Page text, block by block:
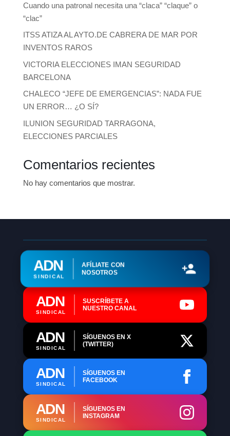
Cuando una patronal necesita una “claca” “claque” o
“clac”
ITSS ATIZA AL AYTO.DE CABRERA DE MAR POR
INVENTOS RAROS
VICTORIA ELECCIONES IMAN SEGURIDAD
BARCELONA
CHALECO “JEFE DE EMERGENCIAS”: NADA FUE
UN ERROR… ¿O SÍ?
ILUNION SEGURIDAD TARRAGONA,
ELECCIONES PARCIALES
Comentarios recientes
No hay comentarios que mostrar.
ADN
SINDICAL
AFÍLIATE CON
NOSOTROS
ADN
SINDICAL
SUSCRÍBETE A
NUESTRO CANAL
ADN
SINDICAL
SÍGUENOS EN X
(TWITTER)
ADN
SINDICAL
SÍGUENOS EN
FACEBOOK
ADN
SINDICAL
SÍGUENOS EN
INSTAGRAM